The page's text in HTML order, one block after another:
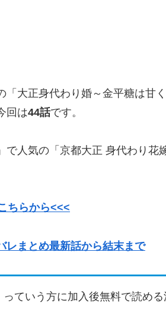
「大正身代わり婚～金平糖は甘
回は44話です。
で人気の「京都大正 身代わり花
ちらから<<<
レまとめ最新話から結末まで
ていう方に加入後無料で読める